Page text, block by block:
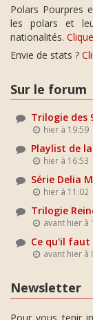
Polars Pourpres
les polars et
nationalités.
Envie de stats ?
Sur le forum
Trilogie des
hier à 19:59
Playlist de
hier à 16:53
Série Delia
hier à 11:02
Trilogie
avant hier à
Ce qu'il faut
avant hier à
Newsletter